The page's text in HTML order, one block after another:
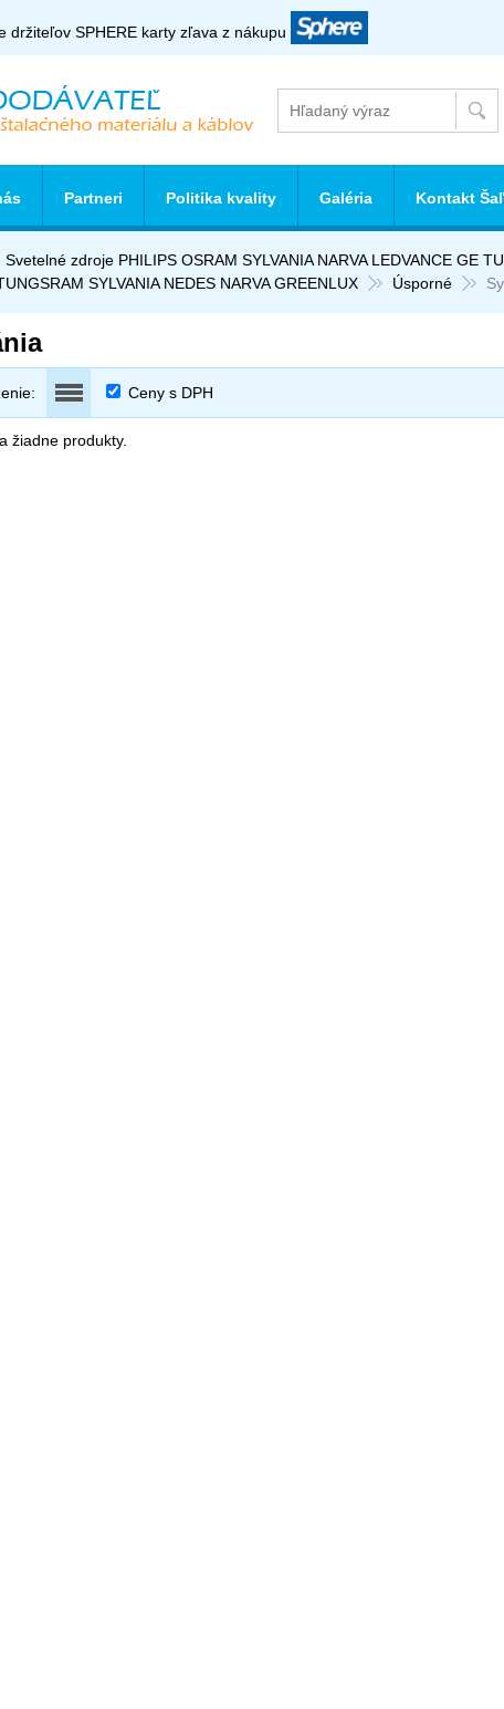
držiteľov SPHERE karty zľava z nákupu
Svetelné zdroje PHILIPS OSRAM SYLVANIA NARVA LEDVANCE GE
SYLVANIA NEDES NARVA GREENLUX
Úsporné
Ceny s DPH
žiadne produkty.
Partneri Politika kvality Galéria Kontakt